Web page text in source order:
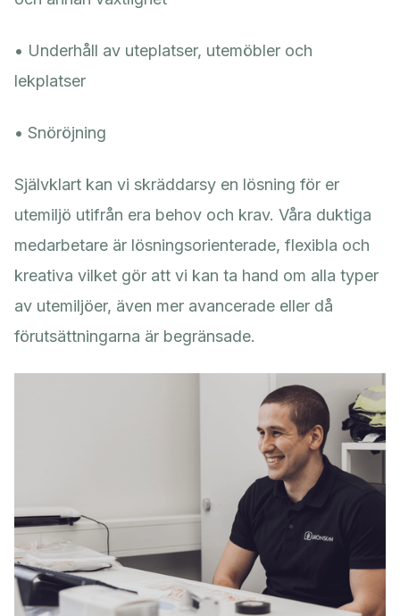
• Underhåll av uteplatser, utemöbler och
lekplatser
• Snöröjning
Självklart kan vi skräddarsy en lösning för er
utemiljö utifrån era behov och krav. Våra duktiga
medarbetare är lösningsorienterade, flexibla och
kreativa vilket gör att vi kan ta hand om alla typer
av utemiljöer, även mer avancerade eller då
förutsättningarna är begränsade.